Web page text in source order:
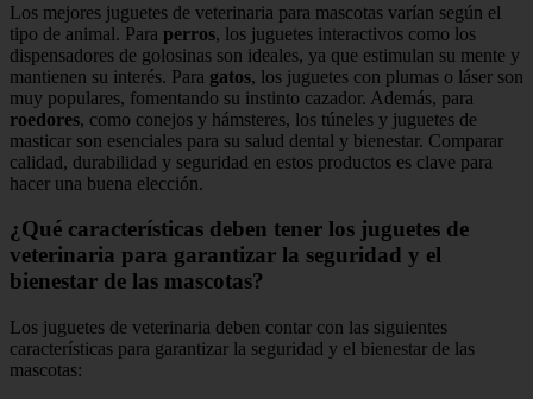
Los mejores juguetes de veterinaria para mascotas varían según el
tipo de animal. Para perros, los juguetes interactivos como los
dispensadores de golosinas son ideales, ya que estimulan su mente y
mantienen su interés. Para gatos, los juguetes con plumas o láser son
muy populares, fomentando su instinto cazador. Además, para
roedores, como conejos y hámsteres, los túneles y juguetes de
masticar son esenciales para su salud dental y bienestar. Comparar
calidad, durabilidad y seguridad en estos productos es clave para
hacer una buena elección.
¿Qué características deben tener los juguetes de
veterinaria para garantizar la seguridad y el
bienestar de las mascotas?
Los juguetes de veterinaria deben contar con las siguientes
características para garantizar la seguridad y el bienestar de las
mascotas: